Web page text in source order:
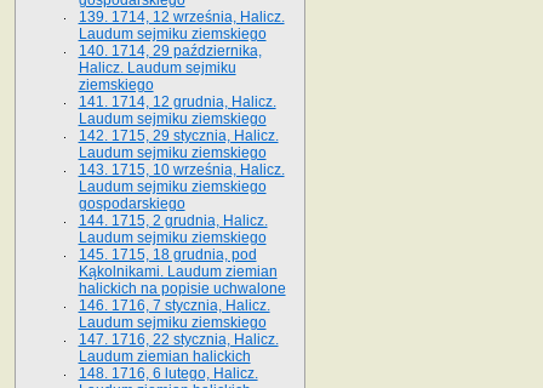
139. 1714, 12 września, Halicz.
Laudum sejmiku ziemskiego
140. 1714, 29 października,
Halicz. Laudum sejmiku
ziemskiego
141. 1714, 12 grudnia, Halicz.
Laudum sejmiku ziemskiego
142. 1715, 29 stycznia, Halicz.
Laudum sejmiku ziemskiego
143. 1715, 10 września, Halicz.
Laudum sejmiku ziemskiego
gospodarskiego
144. 1715, 2 grudnia, Halicz.
Laudum sejmiku ziemskiego
145. 1715, 18 grudnia, pod
Kąkolnikami. Laudum ziemian
halickich na popisie uchwalone
146. 1716, 7 stycznia, Halicz.
Laudum sejmiku ziemskiego
147. 1716, 22 stycznia, Halicz.
Laudum ziemian halickich
148. 1716, 6 lutego, Halicz.